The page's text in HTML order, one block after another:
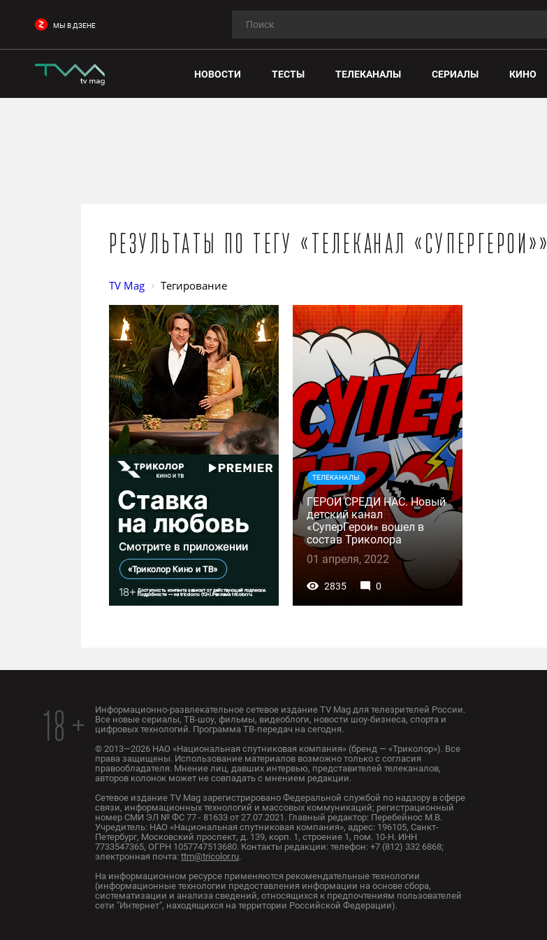
МЫ В ДЗЕНЕ
НОВОСТИ ТЕСТЫ ТЕЛЕКАНАЛЫ СЕРИАЛЫ КИНО
Результаты по тегу «Телеканал «СуперГерои»»
TV Mag Тегирование
ТЕЛЕКАНАЛЫ
ГЕРОИ СРЕДИ НАС. Новый
детский канал
«СуперГерои» вошел в
состав Триколора
01 апреля, 2022
2835 0
18 +
Информационно-развлекательное сетевое издание TV Mag для телезрителей России.
Все новые сериалы, ТВ-шоу, фильмы, видеоблоги, новости шоу-бизнеса, спорта и
цифровых технологий. Программа ТВ-передач на сегодня.
© 2013—2026 НАО «Национальная спутниковая компания» (бренд — «Триколор»). Все
права защищены. Использование материалов возможно только с согласия
правообладателя. Мнение лиц, давших интервью, представителей телеканалов,
авторов колонок может не совпадать с мнением редакции.
Сетевое издание TV Mag зарегистрировано Федеральной службой по надзору в сфере
связи, информационных технологий и массовых коммуникаций; регистрационный
номер СМИ ЭЛ № ФС 77 - 81633 от 27.07.2021. Главный редактор: Перебейнос М.В.
Учредитель: НАО «Национальная спутниковая компания», адрес: 196105, Санкт-
Петербург, Московский проспект, д. 139, корп. 1, строение 1, пом. 10-Н. ИНН
7733547365, ОГРН 1057747513680. Контакты редакции: телефон: +7 (812) 332 6868;
электронная почта: ttm@tricolor.ru.
На информационном ресурсе применяются рекомендательные технологии
(информационные технологии предоставления информации на основе сбора,
систематизации и анализа сведений, относящихся к предпочтениям пользователей
сети "Интернет", находящихся на территории Российской Федерации).